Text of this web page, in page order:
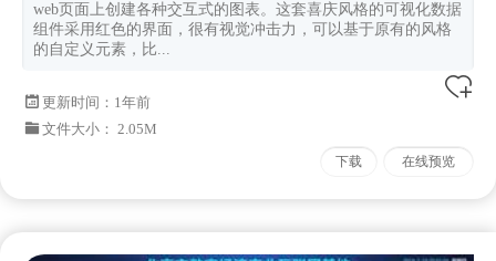
web页面上创建各种交互式的图表。这套喜庆风格的可视化数据
组件采用红色的界面，很有视觉冲击力，可以基于原有的风格
的自定义元素，比...
更新时间： 1年前
文件大小： 2.05M
下载 在线预览